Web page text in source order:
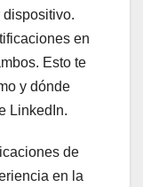
en
Esto te
y dónde
LinkedIn.
de
en la